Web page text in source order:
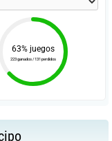
63% juegos
223 ganados / 131 perdidos